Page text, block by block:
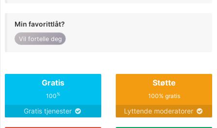
Min favorittlåt?
Vil fortelle deg
Gratis
100%
Gratis tjenester
Støtte
100% gratis
Lyttende moderatorer